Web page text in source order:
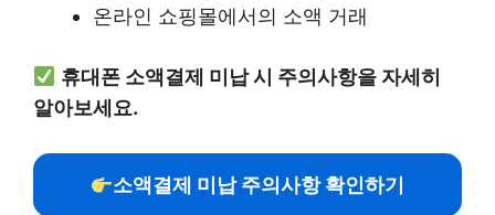
온라인 쇼핑몰에서의 소액 거래
휴대폰 소액결제 미납 시 주의사항을 자세히
알아보세요.
소액결제 미납 주의사항 확인하기